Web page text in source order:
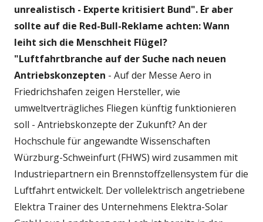
unrealistisch - Experte kritisiert Bund". Er aber
sollte auf die Red-Bull-Reklame achten: Wann
leiht sich die Menschheit Flügel?
"Luftfahrtbranche auf der Suche nach neuen
Antriebskonzepten - Auf der Messe Aero in
Friedrichshafen zeigen Hersteller, wie
umweltverträgliches Fliegen künftig funktionieren
soll - Antriebskonzepte der Zukunft? An der
Hochschule für angewandte Wissenschaften
Würzburg-Schweinfurt (FHWS) wird zusammen mit
Industriepartnern ein Brennstoffzellensystem für die
Luftfahrt entwickelt. Der vollelektrisch angetriebene
Elektra Trainer des Unternehmens Elektra-Solar